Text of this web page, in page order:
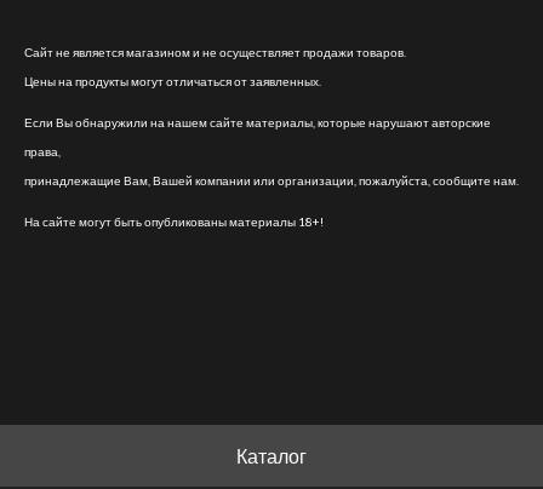
Сайт не является магазином и не осуществляет продажи товаров.
Цены на продукты могут отличаться от заявленных.
Если Вы обнаружили на нашем сайте материалы, которые нарушают авторские
права,
принадлежащие Вам, Вашей компании или организации, пожалуйста, сообщите нам.
На сайте могут быть опубликованы материалы 18+!
Каталог